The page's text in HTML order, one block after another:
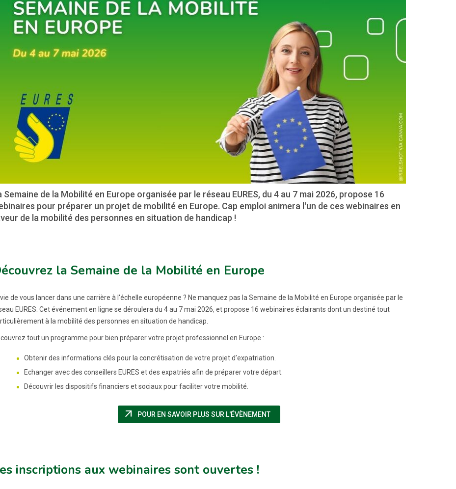
Semaine de la Mobilité en Europe organisée par le réseau EURES, du 4 au 7 mai 2026, propose 16
pour préparer un projet de mobilité en Europe. Cap emploi animera l'un de ces webinaires en
de la mobilité des personnes en situation de handicap !
la Semaine de la Mobilité en Europe
de vous lancer dans une carrière à l'échelle européenne ? Ne manquez pas la Semaine de la Mobilité en Europe organisée par le
EURES. Cet événement en ligne se déroulera du 4 au 7 mai 2026, et propose 16 webinaires éclairants dont un destiné tout
à la mobilité des personnes en situation de handicap.
tout un programme pour bien préparer votre projet professionnel en Europe :
Obtenir des informations clés pour la concrétisation de votre projet d’expatriation.
Echanger avec des conseillers EURES et des expatriés afin de préparer votre départ.
Découvrir les dispositifs financiers et sociaux pour faciliter votre mobilité.
arrow_outward POUR EN SAVOIR PLUS SUR L'ÉVÈNEMENT(NOUVELLE FENÊTRE)
inscriptions aux webinaires sont ouvertes !